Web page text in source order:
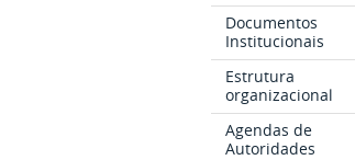
Documentos
Institucionais
Estrutura
organizacional
Agendas de
Autoridades